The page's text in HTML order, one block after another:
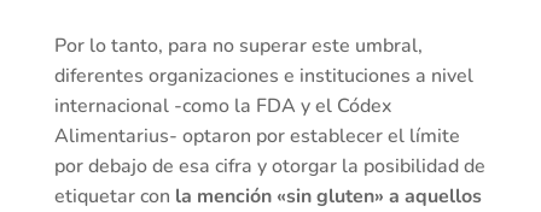
Por lo tanto, para no superar este umbral,
diferentes organizaciones e instituciones a nivel
internacional -como la FDA y el Códex
Alimentarius- optaron por establecer el límite
por debajo de esa cifra y otorgar la posibilidad de
etiquetar con la mención «sin gluten» a aquellos